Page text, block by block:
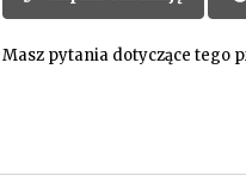
Masz pytania dotyczące tego